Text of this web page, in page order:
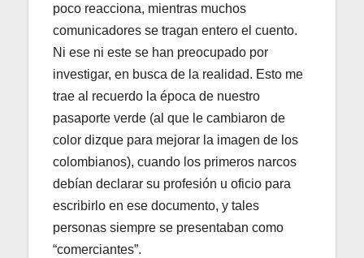
poco reacciona, mientras muchos
comunicadores se tragan entero el cuento.
Ni ese ni este se han preocupado por
investigar, en busca de la realidad. Esto me
trae al recuerdo la época de nuestro
pasaporte verde (al que le cambiaron de
color dizque para mejorar la imagen de los
colombianos), cuando los primeros narcos
debían declarar su profesión u oficio para
escribirlo en ese documento, y tales
personas siempre se presentaban como
“comerciantes”.